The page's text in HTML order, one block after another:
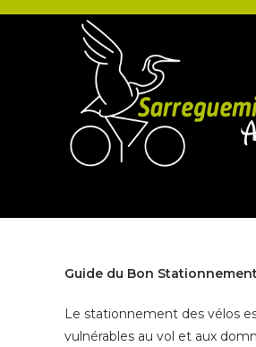
Guide du Bon
Le stationnement des vélos
vulnérables au vol et aux